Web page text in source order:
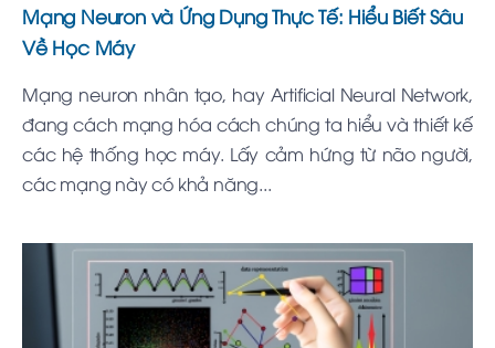
Mạng Neuron và Ứng Dụng Thực Tế: Hiểu Biết Sâu
Về Học Máy
Mạng neuron nhân tạo, hay Artificial Neural Network,
đang cách mạng hóa cách chúng ta hiểu và thiết kế
các hệ thống học máy. Lấy cảm hứng từ não người,
các mạng này có khả năng...